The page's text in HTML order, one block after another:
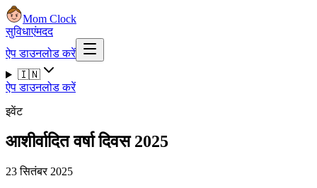
Mom Clock
सुविधाएंमदद
ऐप डाउनलोड करें
🇮🇳
ऐप डाउनलोड करें
इवेंट
आशीर्वादित वर्षा दिवस 2025
23 सितंबर 2025